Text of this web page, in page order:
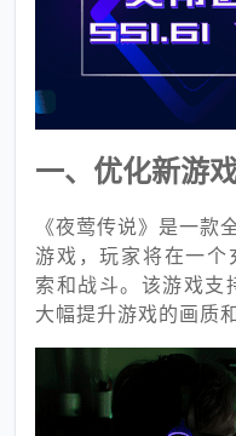
一、优化新游
《夜莺传说》是一款
游戏，玩家将在一
索和战斗。该游戏支
大幅提升游戏的画质